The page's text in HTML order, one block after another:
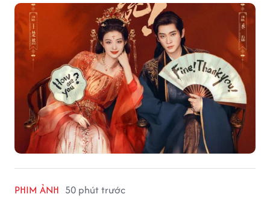
PHIM ẢNH 50 phút trước